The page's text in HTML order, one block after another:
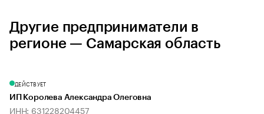
Другие предприниматели в
регионе — Самарская область
ДЕЙСТВУЕТ
ИП Королева Александра Олеговна
ИНН: 631228204457